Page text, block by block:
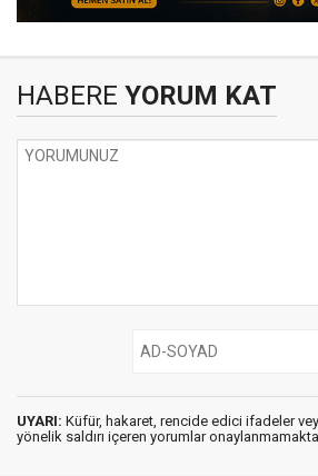
HABERE YORUM KAT
UYARI: Küfür, hakaret, rencide edici ifadeler
yönelik saldırı içeren yorumlar